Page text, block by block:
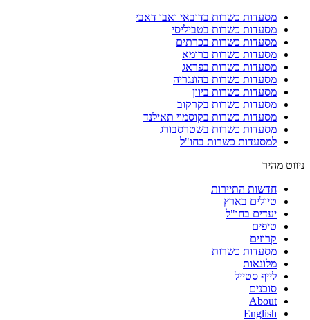
מסעדות כשרות בדובאי ואבו דאבי
מסעדות כשרות בטביליסי
מסעדות כשרות בכרתים
מסעדות כשרות ברומא
מסעדות כשרות בפראג
מסעדות כשרות בהונגריה
מסעדות כשרות ביוון
מסעדות כשרות בקרקוב
מסעדות כשרות בקוסמוי תאילנד
מסעדות כשרות בשטרסבורג
למסעדות כשרות בחו"ל
ניווט מהיר
חדשות התיירות
טיולים בארץ
יעדים בחו"ל
טיפים
קרוזים
מסעדות כשרות
מלונאות
לייף סטייל
סוכנים
About
English